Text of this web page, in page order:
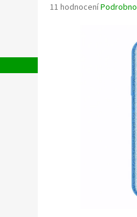
Průměrné
11 hodnocení